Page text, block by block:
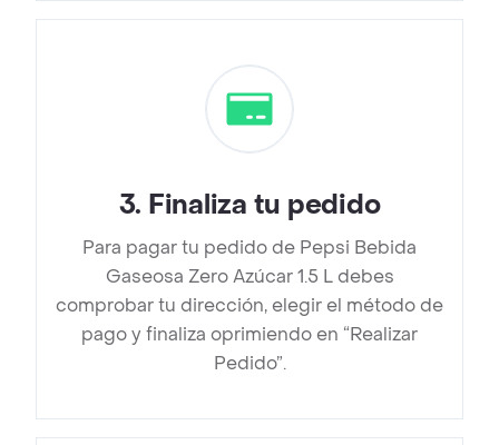
3. Finaliza tu pedido
Para pagar tu pedido de Pepsi Bebida
Gaseosa Zero Azúcar 1.5 L debes
comprobar tu dirección, elegir el método de
pago y finaliza oprimiendo en “Realizar
Pedido”.